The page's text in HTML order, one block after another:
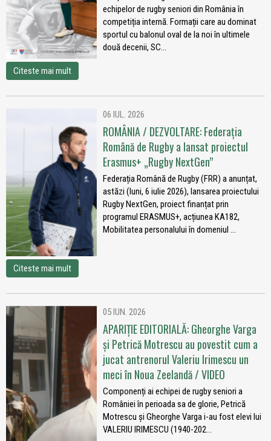
echipelor de rugby seniori din România în
competiția internă. Formații care au dominat
sportul cu balonul oval de la noi în ultimele
două decenii, SC...
Citeste mai mult
06 IUL. 2026
ROMÂNIA / DEZVOLTARE: Federația
Română de Rugby a lansat proiectul
Erasmus+ „Rugby NextGen”
Federația Română de Rugby (FRR) a anunțat,
astăzi (luni, 6 iulie 2026), lansarea proiectului
Rugby NextGen, proiect finanțat prin
programul ERASMUS+, acțiunea KA182,
Mobilitatea personalului în domeniul ...
Citeste mai mult
05 IUN. 2026
APARIȚIE EDITORIALĂ: Gheorghe Varga
și Petrică Motrescu au povestit cum a
jucat antrenorul Valeriu Irimescu un
meci în Noua Zeelandă / VIDEO
Componenți ai echipei de rugby seniori a
României în perioada sa de glorie, Petrică
Motrescu și Gheorghe Varga i-au fost elevi lui
VALERIU IRIMESCU (1940-202...